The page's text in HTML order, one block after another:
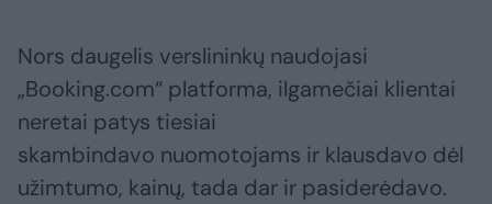
Nors daugelis verslininkų naudojasi
„Booking.com“ platforma, ilgamečiai klientai
neretai patys tiesiai
skambindavo nuomotojams ir klausdavo dėl
užimtumo, kainų, tada dar ir pasiderėdavo.